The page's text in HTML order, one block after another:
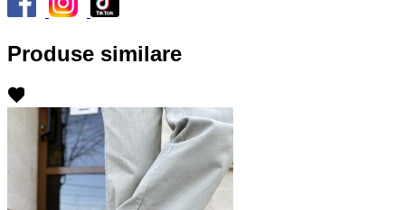
Produse similare